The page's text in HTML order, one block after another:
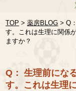
TOP >薬房BLOG >Q
す。これは生理に関係
ますか？
Q： 生理前にな
す。これは生理